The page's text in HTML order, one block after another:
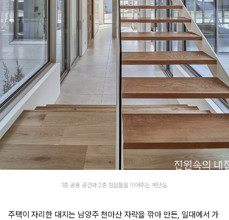
1층 공용 공간과 2층 침실들을 이어주는 계단실.
주택이 자리한 대지는 남양주 천마산 자락을 깎아 만든, 일대에서 가